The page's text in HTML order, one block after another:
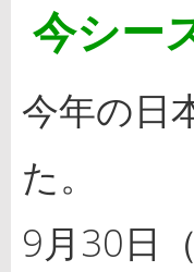
今シー
今年の日
た。
9月30日